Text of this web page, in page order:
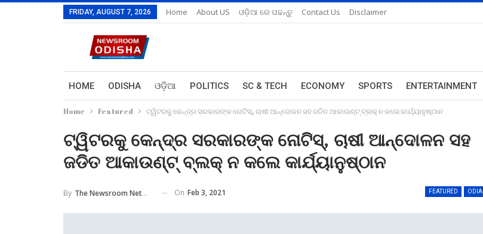
FRIDAY, AUGUST 7, 2026 Home About US ଓଡ଼ିଆ ରେ ପଢନ୍ତୁ Contact Us Disclaimer
HOME ODISHA ଓଡ଼ିଆ POLITICS SC & TECH ECONOMY SPORTS ENTERTAINMENT
Home Featured ଟ୍ୱିଟରକୁ କେନ୍ଦ୍ର ସରକାରଙ୍କ ନୋଟିସ୍‌, ଚାଷୀ ଆନ୍ଦୋଳନ ସହ ଜଡିତ ଆକାଉଣ୍ଟ୍ ବ୍ଲକ୍ ନ କଲେ କାର୍ଯ୍ୟାନୁଷ୍ଠାନ
ଟ୍ୱିଟରକୁ କେନ୍ଦ୍ର ସରକାରଙ୍କ ନୋଟିସ୍‌, ଚାଷୀ ଆନ୍ଦୋଳନ ସହ
ଜଡିତ ଆକାଉଣ୍ଟ୍ ବ୍ଲକ୍ ନ କଲେ କାର୍ଯ୍ୟାନୁଷ୍ଠାନ
FEATURED ODIA
By The Newsroom Network On Feb 3, 2021